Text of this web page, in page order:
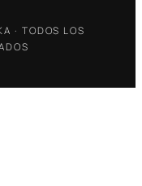
· TODOS LOS